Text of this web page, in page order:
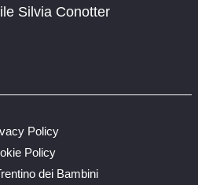
Silvia Conotter
dei Bambini
Policy
Policy